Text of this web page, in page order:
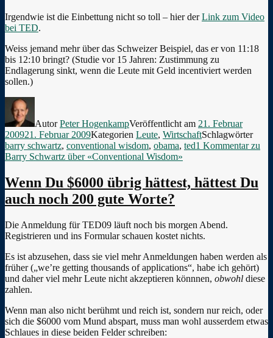
Irgendwie ist die Einbettung nicht so toll – hier derLink zum Video
bei TED.
Weiss jemand mehr über das Schweizer Beispiel, das er von 11:18
bis 12:10 bringt? (Studie vor 15 Jahren: Zustimmung zu
Endlagerung sinkt, wenn die Leute mit Geld incentiviert werden
sollen.)
AutorPeter HogenkampVeröffentlicht am 21. Februar
200921. Februar 2009Kategorien Leute, WirtschaftSchlagwörter
barry schwartz, conventional wisdom, obama, ted1 Kommentarzu
Barry Schwartz über «Conventional Wisdom»
Wenn Du $6000 übrig hättest, hättest Du
auch noch 200 gute Worte?
Die Anmeldung für TED09 läuft noch bis morgen Abend.
Registrieren und ins Formular schauen kostet nichts.
Es ist abzusehen, dass sie viel mehr Anmeldungen haben werden als
früher („we’re getting thousands of applications“, habe ich gehört)
und daher viel mehr Leute nicht akzeptieren könnnen, obwohl diese
zahlen.
Wenn man also nicht berühmt und reich ist, sondern nur reich, oder
sich die $6000 vom Mund abspart, muss man wohl ausserdem etwas
Schlaues in diese beiden Felder schreiben: